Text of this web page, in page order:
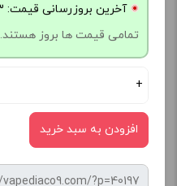
آخرین بروزرسانی قیمت: 13 ساعت پیش
تمامی قیمت ها بروز هستند.
+
افزودن به سبد خرید